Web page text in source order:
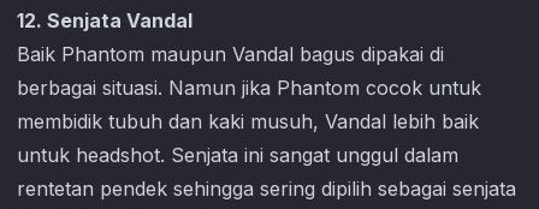
12. Senjata Vandal
Baik Phantom maupun Vandal bagus dipakai di
berbagai situasi. Namun jika Phantom cocok untuk
membidik tubuh dan kaki musuh, Vandal lebih baik
untuk headshot. Senjata ini sangat unggul dalam
rentetan pendek sehingga sering dipilih sebagai senjata